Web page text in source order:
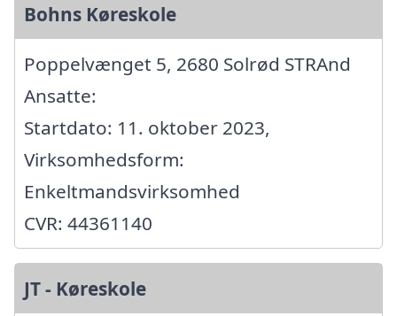
Bohns Køreskole
Poppelvænget 5, 2680 Solrød STRAnd
Ansatte:
Startdato: 11. oktober 2023,
Virksomhedsform:
Enkeltmandsvirksomhed
CVR: 44361140
JT - Køreskole